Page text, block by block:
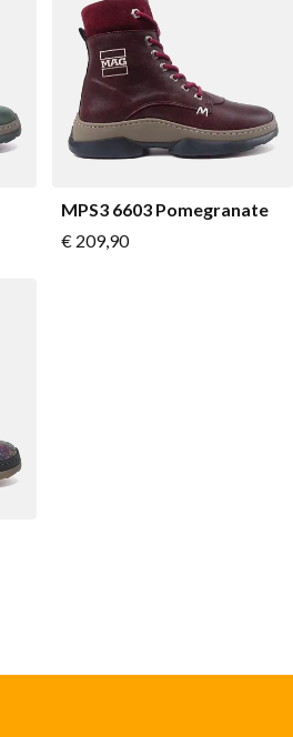
MPS3 6603 Pomegranate
Vanaf
€ 209,90